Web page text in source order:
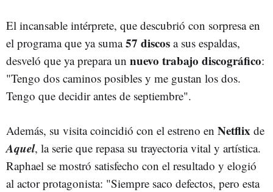
El incansable intérprete, que descubrió con sorpresa en
el programa que ya suma57 discos a sus espaldas,
desveló que ya prepara un nuevo trabajo discográfico:
"Tengo dos caminos posibles y me gustan los dos.
Tengo que decidir antes de septiembre".
Además, su visita coincidió con el estreno en Netflix de
Aquel, la serie que repasa su trayectoria vital y artística.
Raphael se mostró satisfecho con el resultado y elogió
al actor protagonista: "Siempre saco defectos, pero esta